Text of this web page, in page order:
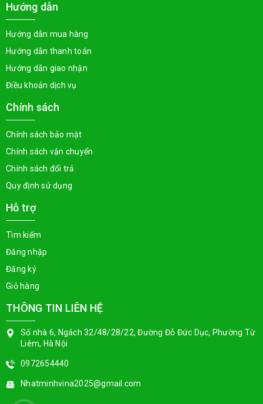
Hướng dẫn
Hướng dẫn mua hàng
Hướng dẫn thanh toán
Hướng dẫn giao nhận
Điều khoản dịch vụ
Chính sách
Chính sách bảo mật
Chính sách vận chuyển
Chính sách đổi trả
Quy định sử dụng
Hỗ trợ
Tìm kiếm
Đăng nhập
Đăng ký
Giỏ hàng
THÔNG TIN LIÊN HỆ
Số nhà 6, Ngách 32/48/28/22, Đường Đỗ Đức Dục, Phường Từ
Liêm, Hà Nội
0972654440
Nhatminhvina2025@gmail.com